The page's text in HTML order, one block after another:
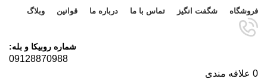
فروشگاه شگفت انگیز تماس با ما درباره ما قوانین وبلاگ
شماره روبیکا و بله:
09128870988
0 علاقه مندی